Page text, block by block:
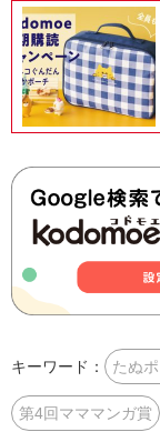
キーワード： たぬ
第4回マママンガ賞